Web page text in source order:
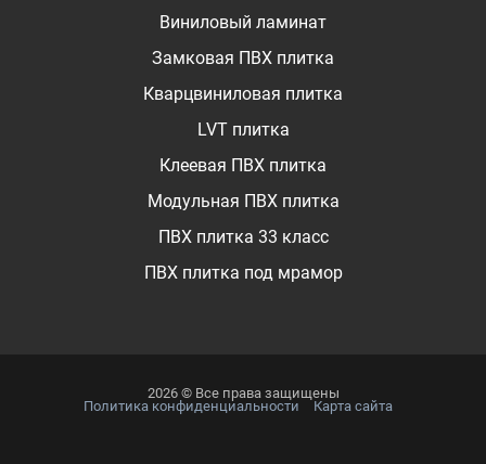
Виниловый ламинат
Замковая ПВХ плитка
Кварцвиниловая плитка
LVT плитка
Клеевая ПВХ плитка
Модульная ПВХ плитка
ПВХ плитка 33 класс
ПВХ плитка под мрамор
2026 © Все права защищены
Политика конфиденциальности
Карта сайта